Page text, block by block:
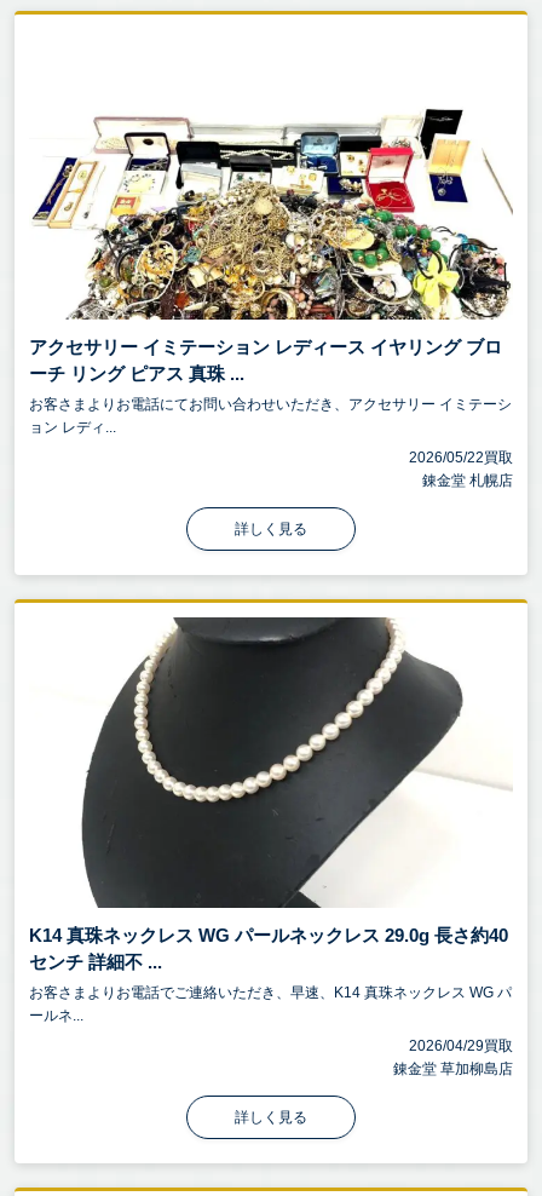
アクセサリー イミテーション レディース イヤリング ブロ
ーチ リング ピアス 真珠 ...
お客さまよりお電話にてお問い合わせいただき、アクセサリー イミテーシ
ョン レディ...
2026/05/22買取
錬金堂 札幌店
詳しく見る
K14 真珠ネックレス WG パールネックレス 29.0g 長さ約40
センチ 詳細不 ...
お客さまよりお電話でご連絡いただき、早速、K14 真珠ネックレス WG パ
ールネ...
2026/04/29買取
錬金堂 草加柳島店
詳しく見る